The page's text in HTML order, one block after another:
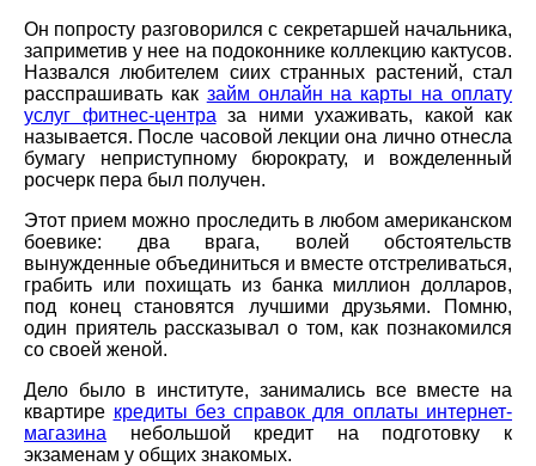
Он попросту разговорился с секретаршей начальника,
заприметив у нее на подоконнике коллекцию кактусов.
Назвался любителем сиих странных растений, стал
расспрашивать как займ онлайн на карты на оплату
услуг фитнес-центра за ними ухаживать, какой как
называется. После часовой лекции она лично отнесла
бумагу неприступному бюрократу, и вожделенный
росчерк пера был получен.
Этот прием можно проследить в любом американском
боевике: два врага, волей обстоятельств
вынужденные объединиться и вместе отстреливаться,
грабить или похищать из банка миллион долларов,
под конец становятся лучшими друзьями. Помню,
один приятель рассказывал о том, как познакомился
со своей женой.
Дело было в институте, занимались все вместе на
квартире кредиты без справок для оплаты интернет-
магазина небольшой кредит на подготовку к
экзаменам у общих знакомых.